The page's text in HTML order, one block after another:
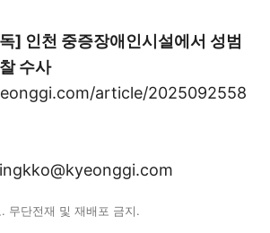
] 인천 중증장애인시설에서 성범
수사
article/2025092558
단전재 및 재배포 금지.